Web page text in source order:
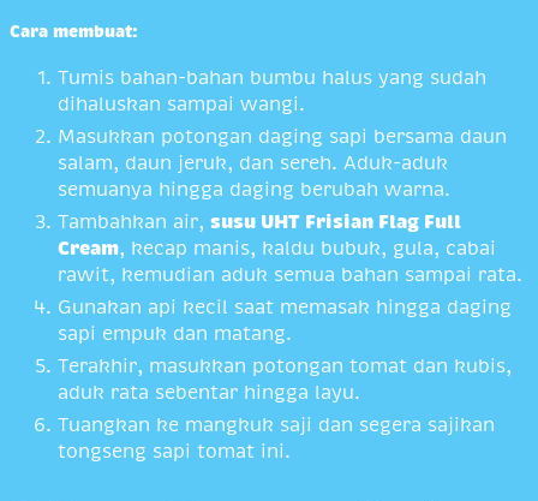
Cara membuat:
Tumis bahan-bahan bumbu halus yang sudah
dihaluskan sampai wangi.
Masukkan potongan daging sapi bersama daun
salam, daun jeruk, dan sereh. Aduk-aduk
semuanya hingga daging berubah warna.
Tambahkan air, susu UHT Frisian Flag Full
Cream, kecap manis, kaldu bubuk, gula, cabai
rawit, kemudian aduk semua bahan sampai rata.
Gunakan api kecil saat memasak hingga daging
sapi empuk dan matang.
Terakhir, masukkan potongan tomat dan kubis,
aduk rata sebentar hingga layu.
Tuangkan ke mangkuk saji dan segera sajikan
tongseng sapi tomat ini.